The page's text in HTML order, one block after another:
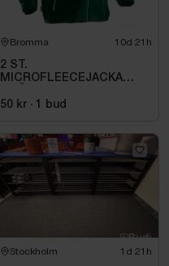
Bromma 10d 21h
2 ST.
MICROFLEECEJACKA
WORKWEAR. STL (L)
50 kr · 1 bud
Stockholm 1d 21h